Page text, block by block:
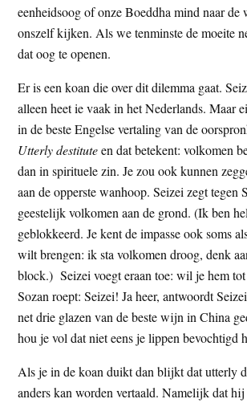
t
e
eenheidsoog of onze Boeddha mind naar de
onszelf kijken. Als we tenminste de moeite
dat oog te openen.
Er is een koan die over dit dilemma gaat.
alleen heet ie vaak in het Nederlands. Maar
in de beste Engelse vertaling van de
Utterly destituteen dat betekent: volkomen
dan in spirituele zin. Je zou ook kunnen
aan de opperste wanhoop. Seizei zegt tegen
geestelijk volkomen aan de grond. (Ik ben
geblokkeerd. Je kent de impasse ook soms
wilt brengen: ik sta volkomen droog, denk
block.) Seizei voegt eraan toe: wil je hem
Sozan roept: Seizei! Ja heer, antwoordt
net drie glazen van de beste wijn in China
hou je vol dat niet eens je lippen bevochtigd
Als je in de koan duikt dan blijkt dat utterly
anders kan worden vertaald. Namelijk dat